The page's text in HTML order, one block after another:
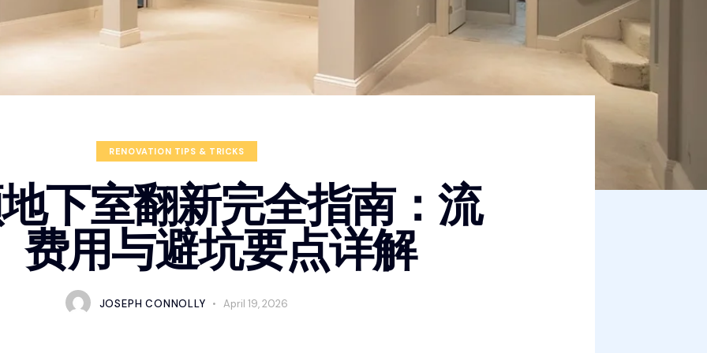
RENOVATION TIPS & TRICKS
下室翻新完全指南：流
费用与避坑要点详解
JOSEPH CONNOLLY April 19, 2026